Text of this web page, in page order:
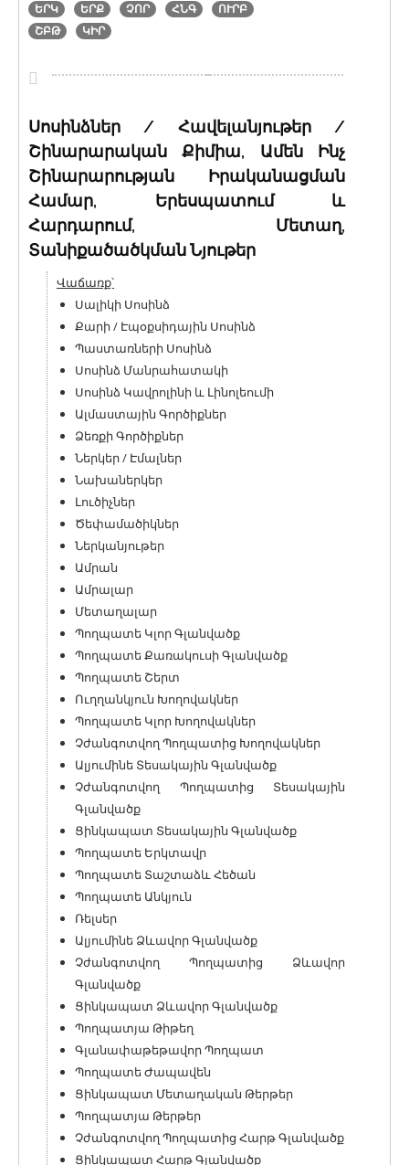
ԵՐԿ ԵՐՔ ՉՈՐ ՀՆԳ
ՈՒՐԲ
ՇԲԹ
ԿԻՐ
Սոսինձներ / Հավելանյութեր /
Շինարարական Քիմիա, Ամեն Ինչ
Շինարարության Իրականացման
Համար, Երեսպատում և
Հարդարում, Մետաղ,
Տանիքածածկման Նյութեր
Վաճառք՝
Սալիկի Սոսինձ
Քարի / Էպօքսիդային Սոսինձ
Պաստառների Սոսինձ
Սոսինձ Մանրահատակի
Սոսինձ Կավրոլինի և Լինոլեումի
Ալմաստային Գործիքներ
Ձեռքի Գործիքներ
Ներկեր / Էմալներ
Նախաներկեր
Լուծիչներ
Ծեփամածիկներ
Ներկանյութեր
Ամրան
Ամրալար
Մետաղալար
Պողպատե Կլոր Գլանվածք
Պողպատե Քառակուսի Գլանվածք
Պողպատե Շերտ
Ուղղանկյուն Խողովակներ
Պողպատե Կլոր Խողովակներ
Չժանգոտվող Պողպատից Խողովակներ
Ալյումինե Տեսակային Գլանվածք
Չժանգոտվող Պողպատից Տեսակային
Գլանվածք
Ցինկապատ Տեսակային Գլանվածք
Պողպատե Երկտավր
Պողպատե Տաշտաձև Հեծան
Պողպատե Անկյուն
Ռելսեր
Ալյումինե Ձևավոր Գլանվածք
Չժանգոտվող Պողպատից Ձևավոր
Գլանվածք
Ցինկապատ Ձևավոր Գլանվածք
Պողպատյա Թիթեղ
Գլանափաթեթավոր Պողպատ
Պողպատե Ժապավեն
Ցինկապատ Մետաղական Թերթեր
Պողպատյա Թերթեր
Չժանգոտվող Պողպատից Հարթ Գլանվածք
Ցինկապատ Հարթ Գլանվածք